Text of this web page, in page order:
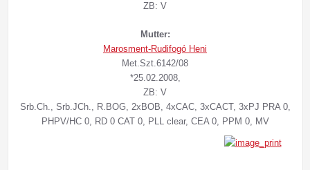
ZB: V
Mutter:
Marosment-Rudifogó Heni
Met.Szt.6142/08
*25.02.2008,
ZB: V
Srb.Ch., Srb.JCh., R.BOG, 2xBOB, 4xCAC, 3xCACT, 3xPJ PRA 0,
PHPV/HC 0, RD 0 CAT 0, PLL clear, CEA 0, PPM 0, MV